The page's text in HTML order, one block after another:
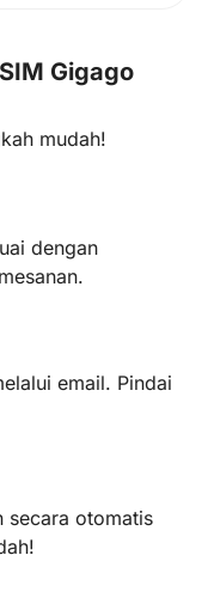
Gigago
mudah!
dengan
email. Pindai
secara otomatis